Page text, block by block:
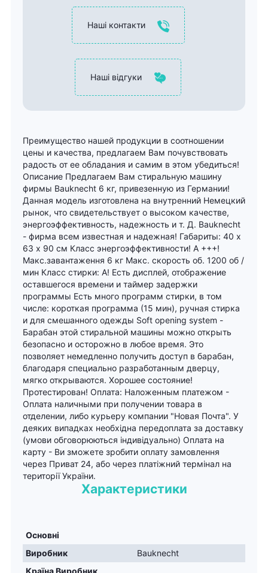
Наші контакти
Наші відгуки
Преимущество нашей продукции в соотношении
цены и качества, предлагаем Вам почувствовать
радость от ее обладания и самим в этом убедиться!
Описание Предлагаем Вам стиральную машину
фирмы Bauknecht 6 кг, привезенную из Германии!
Данная модель изготовлена на внутренний Немецкий
рынок, что свидетельствует о высоком качестве,
энергоэффективность, надежность и т. Д. Bauknecht
- фирма всем известная и надежная! Габариты: 40 х
63 х 90 см Класс энергоэффективности! А +++!
Макс.завантаження 6 кг Макс. скорость об. 1200 об /
мин Класс стирки: А! Есть дисплей, отображение
оставшегося времени и таймер задержки
программы Есть много программ стирки, в том
числе: короткая программа (15 мин), ручная стирка
и для смешанного одежды Soft opening system -
Барабан этой стиральной машины можно открыть
безопасно и осторожно в любое время. Это
позволяет немедленно получить доступ в барабан,
благодаря специально разработанным дверцу,
мягко открываются. Хорошее состояние!
Протестирован! Оплата: Наложенным платежом -
Оплата наличными при получении товара в
отделении, либо курьеру компании "Новая Почта". У
деяких випадках необхідна передоплата за доставку
(умови обговорюються індивідуально) Оплата на
карту - Ви зможете зробити оплату замовлення
через Приват 24, або через платіжний термінал на
території України.
Характеристики
Основні
Виробник
Bauknecht
Країна Виробник